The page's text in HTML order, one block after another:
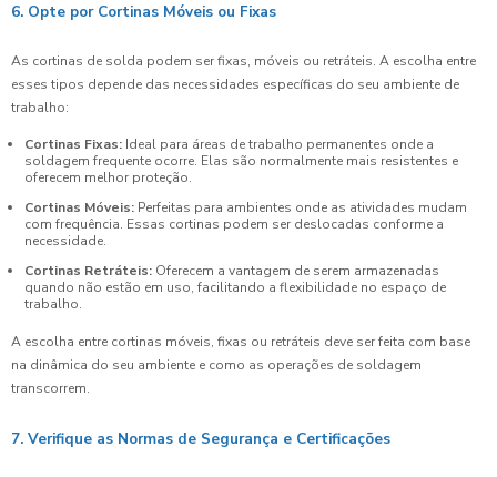
6. Opte por Cortinas Móveis ou Fixas
As cortinas de solda podem ser fixas, móveis ou retráteis. A escolha entre
esses tipos depende das necessidades específicas do seu ambiente de
trabalho:
Cortinas Fixas: Ideal para áreas de trabalho permanentes onde a
soldagem frequente ocorre. Elas são normalmente mais resistentes e
oferecem melhor proteção.
Cortinas Móveis: Perfeitas para ambientes onde as atividades mudam
com frequência. Essas cortinas podem ser deslocadas conforme a
necessidade.
Cortinas Retráteis: Oferecem a vantagem de serem armazenadas
quando não estão em uso, facilitando a flexibilidade no espaço de
trabalho.
A escolha entre cortinas móveis, fixas ou retráteis deve ser feita com base
na dinâmica do seu ambiente e como as operações de soldagem
transcorrem.
7. Verifique as Normas de Segurança e Certificações